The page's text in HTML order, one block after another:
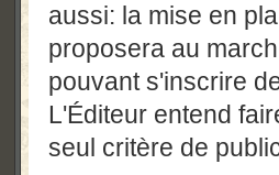
aussi: la mise en
proposera au
pouvant s'inscrire
L'Éditeur entend
seul critère de